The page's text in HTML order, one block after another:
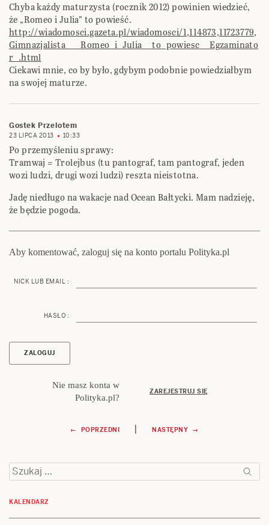
Chyba każdy maturzysta (rocznik 2012) powinien wiedzieć,
że „Romeo i Julia” to powieść.
http://wiadomosci.gazeta.pl/wiadomosci/1,114873,11723779,
Gimnazjalista___Romeo_i_Julia__to_powiesc__Egzaminato
r_.html
Ciekawi mnie, co by było, gdybym podobnie powiedziałbym
na swojej maturze.
Gostek Przelotem
23 LIPCA 2013 10:33
Po przemyśleniu sprawy:
Tramwaj = Trolejbus (tu pantograf, tam pantograf, jeden
wozi ludzi, drugi wozi ludzi) reszta nieistotna.
Jadę niedługo na wakacje nad Ocean Bałtycki. Mam nadzieję,
że będzie pogoda.
Aby komentować, zaloguj się na konto portalu Polityka.pl
NICK LUB EMAIL :
HASŁO :
Nie masz konta w
Polityka.pl?
ZAREJESTRUJ SIĘ
Nawigacja
wpisu
← POPRZEDNI | NASTĘPNY →
Szukaj:
KALENDARZ